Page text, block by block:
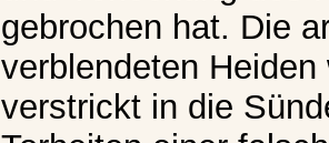
gebrochen hat. Die
verblendeten Heiden
verstrickt in die